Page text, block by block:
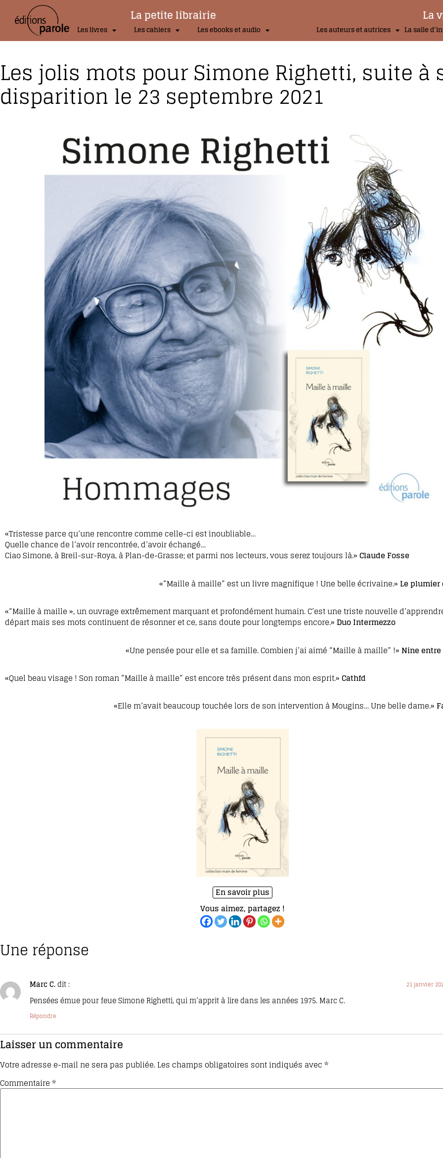
La petite librairie
Les livres Les cahiers Les ebooks et audio
La
Les auteurs et autrices La salle
Les jolis mots pour Simone Righetti, suite à
disparition le 23 septembre 2021
«Tristesse parce qu’une rencontre comme celle-ci est inoubliable…
Quelle chance de l’avoir rencontrée, d’avoir échangé…
Ciao Simone, à Breil-sur-Roya, à Plan-de-Grasse; et parmi nos lecteurs, vous serez toujours là.»Claude Fosse
«“Maille à maille” est un livre magnifique ! Une belle écrivaine.» Le plumier
«“Maille à maille », un ouvrage extrêmement marquant et profondément humain. C’est une triste nouvelle
départ mais ses mots continuent de résonner et ce, sans doute pour longtemps encore.» Duo Intermezzo
«Une pensée pour elle et sa famille. Combien j’ai aimé “Maille à maille” !» Nine
«Quel beau visage ! Son roman “Maille à maille” est encore très présent dans mon esprit.»Cathfd
«Elle m’avait beaucoup touchée lors de son intervention à Mougins… Une belle dame.»
En savoir plus
Vous aimez, partagez !
Une réponse
Marc C.dit : 21 janvier
Pensées émue pour feue Simone Righetti, qui m’apprit à lire dans les années 1975. Marc C.
Répondre
Laisser un commentaire
Votre adresse e-mail ne sera pas publiée.Les champs obligatoires sont indiqués avec*
Commentaire*